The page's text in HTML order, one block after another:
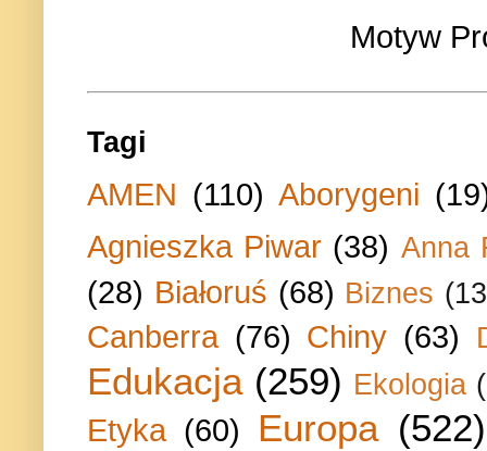
Motyw
Tagi
AMEN (110) Aborygeni
Agnieszka Piwar (38) Anna
(28) Białoruś (68) Biznes
Canberra (76) Chiny (63)
Edukacja (259) Ekologia
Etyka (60) Europa (522)